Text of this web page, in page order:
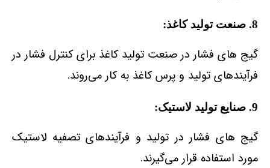
8. صنعت تولید کاغذ:
گیج‌ های فشار در صنعت تولید کاغذ برای کنترل فشار در
فرآیندهای تولید و پرس کاغذ به کار می‌روند.
9. صنایع تولید لاستیک:
گیج‌ های فشار در تولید و فرآیندهای تصفیه لاستیک
مورد استفاده قرار می‌گیرند.